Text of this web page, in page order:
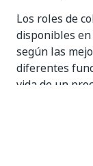
Los roles de
disponibles
según las
diferentes
vida de un